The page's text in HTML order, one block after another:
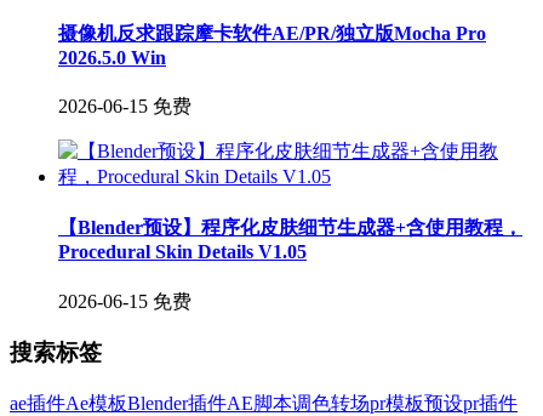
摄像机反求跟踪摩卡软件AE/PR/独立版Mocha Pro
2026.5.0 Win
2026-06-15 免费
【Blender预设】程序化皮肤细节生成器+含使用教程，
Procedural Skin Details V1.05
2026-06-15 免费
搜索标签
ae插件Ae模板Blender插件AE脚本调色转场pr模板预设pr插件